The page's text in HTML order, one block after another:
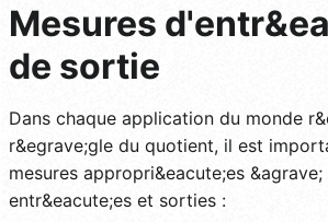
Mesures
de sortie
Dans chaque application du monde
r&egrave;gle du quotient, il est
mesures appropri&eacute;es
entr&eacute;es et sorties :